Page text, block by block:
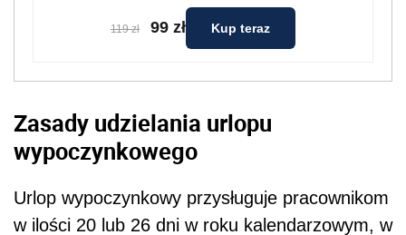
119 zł 99 zł Kup teraz
Zasady udzielania urlopu
wypoczynkowego
Urlop wypoczynkowy przysługuje pracownikom
w ilości 20 lub 26 dni w roku kalendarzowym, w